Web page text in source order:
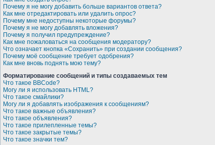
Почему я не могу добавить больше вариантов ответа?
Как мне отредактировать или удалить опрос?
Почему мне недоступны некоторые форумы?
Почему я не могу добавлять вложения?
Почему я получил предупреждение?
Как мне пожаловаться на сообщения модератору?
Что означает кнопка «Сохранить» при создании сообщения?
Почему моё сообщение требует одобрения?
Как мне вновь поднять мою тему?
Форматирование сообщений и типы создаваемых тем
Что такое BBCode?
Могу ли я использовать HTML?
Что такое смайлики?
Могу ли я добавлять изображения к сообщениям?
Что такое важные объявления?
Что такое объявления?
Что такое прилепленные темы?
Что такое закрытые темы?
Что такое значки тем?